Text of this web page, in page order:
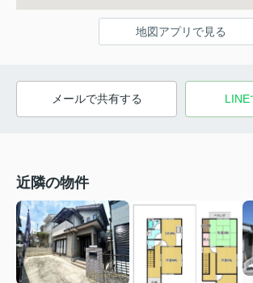
地図アプリで見る
メールで共有する LINE
近隣の物件